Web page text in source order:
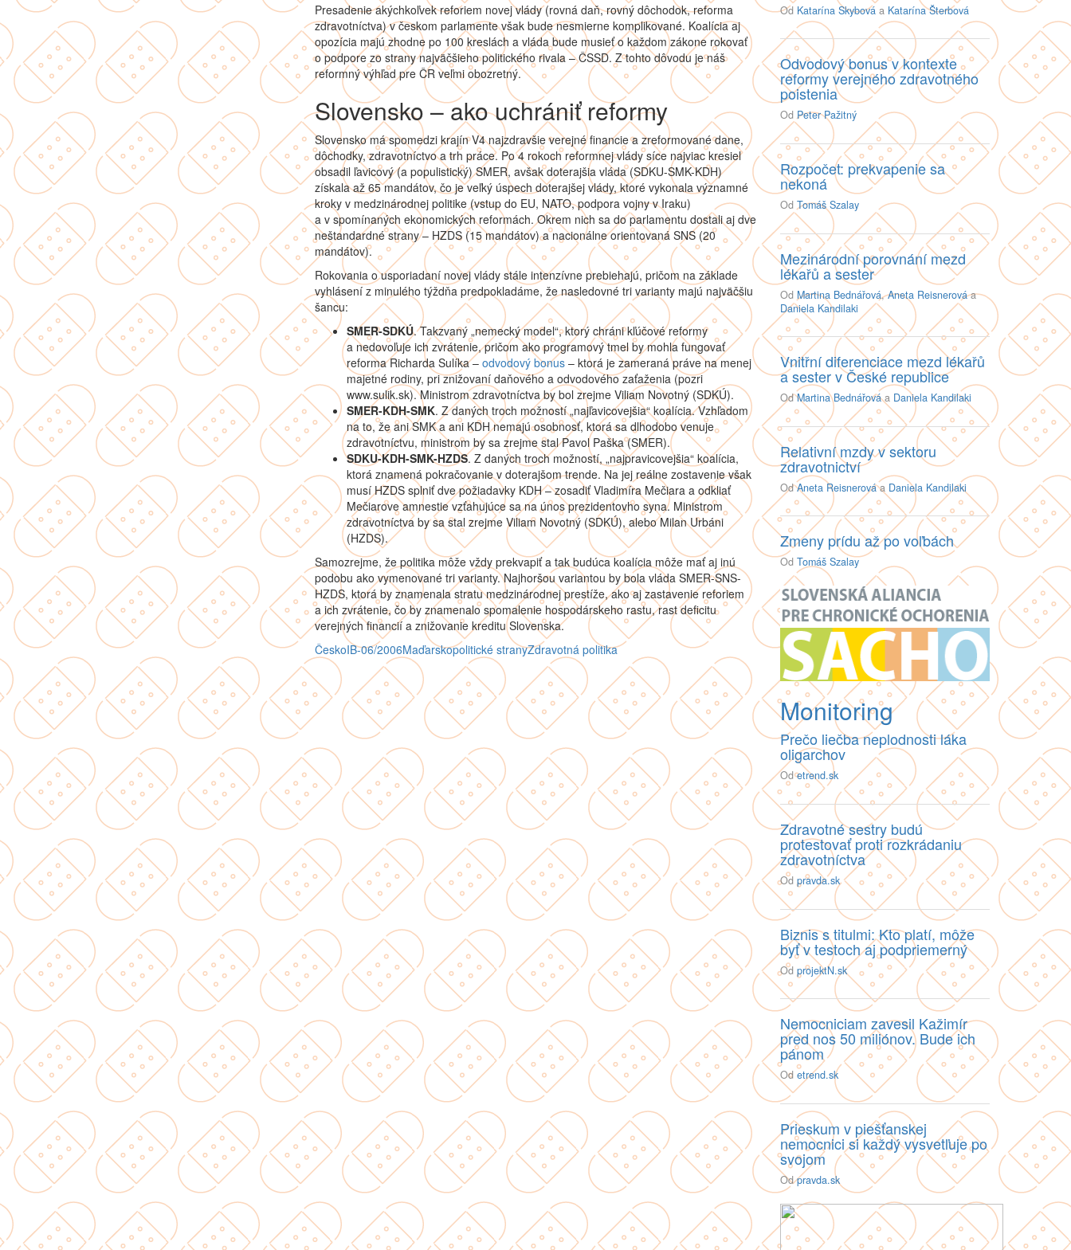
Presadenie akýchkoľvek reforiem novej vlády (rovná daň, rovný dôchodok, reforma
zdravotníctva) v českom parlamente však bude nesmierne komplikované. Koalícia aj
opozícia majú zhodne po 100 kreslách a vláda bude musieť o každom zákone rokovať
o podpore zo strany najväčšieho politického rivala – ČSSD. Z tohto dôvodu je náš
reformný výhľad pre ČR veľmi obozretný.
Slovensko – ako uchrániť reformy
Slovensko má spomedzi krajín V4 najzdravšie verejné financie a zreformované dane,
dôchodky, zdravotníctvo a trh práce. Po 4 rokoch reformnej vlády síce najviac kresiel
obsadil ľavicový (a populistický) SMER, avšak doterajšia vláda (SDKU-SMK-KDH)
získala až 65 mandátov, čo je veľký úspech doterajšej vlády, ktoré vykonala významné
kroky v medzinárodnej politike (vstup do EU, NATO, podpora vojny v Iraku)
a v spomínaných ekonomických reformách. Okrem nich sa do parlamentu dostali aj dve
neštandardné strany – HZDS (15 mandátov) a nacionálne orientovaná SNS (20
mandátov).
Rokovania o usporiadaní novej vlády stále intenzívne prebiehajú, pričom na základe
vyhlásení z minulého týždňa predpokladáme, že nasledovné tri varianty majú najväčšiu
šancu:
SMER-SDKÚ. Takzvaný „nemecký model“, ktorý chráni kľúčové reformy
a nedovoľuje ich zvrátenie, pričom ako programový tmel by mohla fungovať
reforma Richarda Sulíka – odvodový bonus– ktorá je zameraná práve na menej
majetné rodiny, pri znižovaní daňového a odvodového zaťaženia (pozri
www.sulik.sk). Ministrom zdravotníctva by bol zrejme Viliam Novotný (SDKÚ).
SMER-KDH-SMK. Z daných troch možností „najľavicovejšia“ koalícia. Vzhľadom
na to, že ani SMK a ani KDH nemajú osobnosť, ktorá sa dlhodobo venuje
zdravotníctvu, ministrom by sa zrejme stal Pavol Paška (SMER).
SDKU-KDH-SMK-HZDS. Z daných troch možností, „najpravicovejšia“ koalícia,
ktorá znamená pokračovanie v doterajšom trende. Na jej reálne zostavenie však
musí HZDS splniť dve požiadavky KDH – zosadiť Vladimíra Mečiara a odkliať
Mečiarove amnestie vzťahujúce sa na únos prezidentovho syna. Ministrom
zdravotníctva by sa stal zrejme Viliam Novotný (SDKÚ), alebo Milan Urbáni
(HZDS).
Samozrejme, že politika môže vždy prekvapiť a tak budúca koalícia môže mať aj inú
podobu ako vymenované tri varianty. Najhoršou variantou by bola vláda SMER-SNS-
HZDS, ktorá by znamenala stratu medzinárodnej prestíže, ako aj zastavenie reforiem
a ich zvrátenie, čo by znamenalo spomalenie hospodárskeho rastu, rast deficitu
verejných financií a znižovanie kreditu Slovenska.
ČeskoIB-06/2006Maďarskopolitické stranyZdravotná politika
Od Katarína Skybová a Katarína Šterbová
Odvodový bonus v kontexte
reformy verejného zdravotného
poistenia
OdPeter Pažitný
Rozpočet: prekvapenie sa
nekoná
OdTomáš Szalay
Mezinárodní porovnání mezd
lékařů a sester
Od Martina Bednářová,Aneta Reisnerováa
Daniela Kandilaki
Vnitřní diferenciace mezd lékařů
a sester v České republice
OdMartina Bednářováa Daniela Kandilaki
Relativní mzdy v sektoru
zdravotnictví
OdAneta Reisnerováa Daniela Kandilaki
Zmeny prídu až po voľbách
OdTomáš Szalay
Monitoring
Prečo liečba neplodnosti láka
oligarchov
Odetrend.sk
Zdravotné sestry budú
protestovať proti rozkrádaniu
zdravotníctva
Odpravda.sk
Biznis s titulmi: Kto platí, môže
byť v testoch aj podpriemerný
OdprojektN.sk
Nemocniciam zavesil Kažimír
pred nos 50 miliónov. Bude ich
pánom
Odetrend.sk
Prieskum v piešťanskej
nemocnici si každý vysvetľuje po
svojom
Odpravda.sk